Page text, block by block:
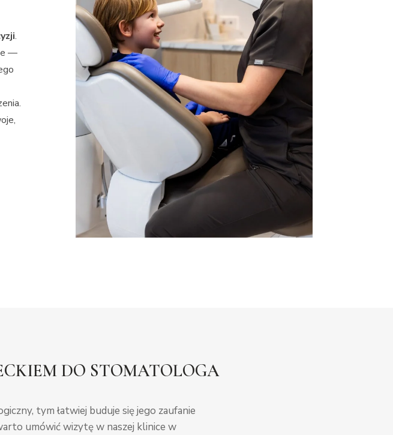
.
—
DO STOMATOLOGA
tym łatwiej buduje się jego zaufanie
umówić wizytę w naszej klinice w